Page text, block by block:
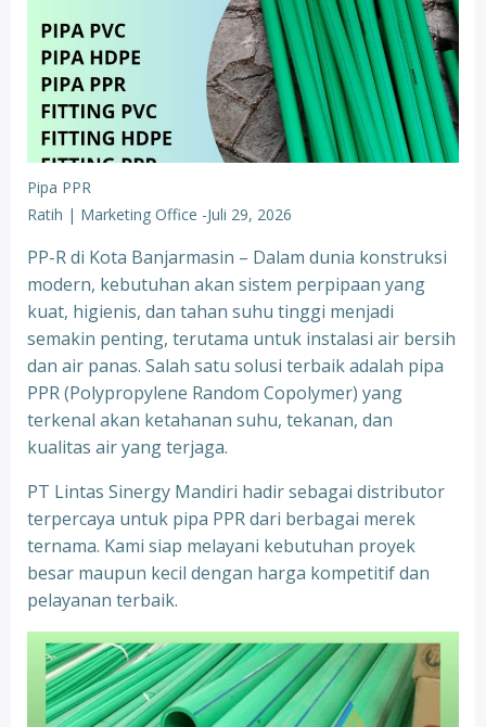
Pipa PPR
Ratih | Marketing Office -Juli 29, 2026
PP-R di Kota Banjarmasin – Dalam dunia konstruksi
modern, kebutuhan akan sistem perpipaan yang
kuat, higienis, dan tahan suhu tinggi menjadi
semakin penting, terutama untuk instalasi air bersih
dan air panas. Salah satu solusi terbaik adalah pipa
PPR (Polypropylene Random Copolymer) yang
terkenal akan ketahanan suhu, tekanan, dan
kualitas air yang terjaga.
PT Lintas Sinergy Mandiri hadir sebagai distributor
terpercaya untuk pipa PPR dari berbagai merek
ternama. Kami siap melayani kebutuhan proyek
besar maupun kecil dengan harga kompetitif dan
pelayanan terbaik.